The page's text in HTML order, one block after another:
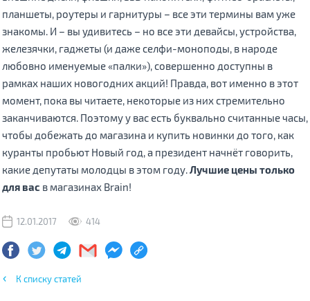
планшеты, роутеры и гарнитуры – все эти термины вам уже
знакомы. И – вы удивитесь – но все эти девайсы, устройства,
железячки, гаджеты (и даже селфи-моноподы, в народе
любовно именуемые «палки»), совершенно доступны в
рамках наших новогодних акций! Правда, вот именно в этот
момент, пока вы читаете, некоторые из них стремительно
заканчиваются. Поэтому у вас есть буквально считанные часы,
чтобы добежать до магазина и купить новинки до того, как
куранты пробьют Новый год, а президент начнёт говорить,
какие депутаты молодцы в этом году. Лучшие цены только
для вас в магазинах Brain!
12.01.2017 414
К списку статей